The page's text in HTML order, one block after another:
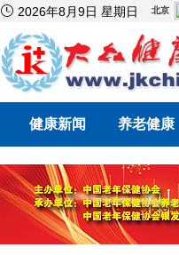
 2026年8月9日 星期日
健康新闻 养老健康